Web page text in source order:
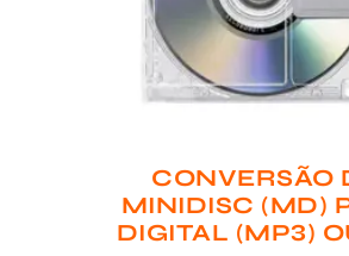
CONVERSÃO
MINIDISC (MD)
DIGITAL (MP3)